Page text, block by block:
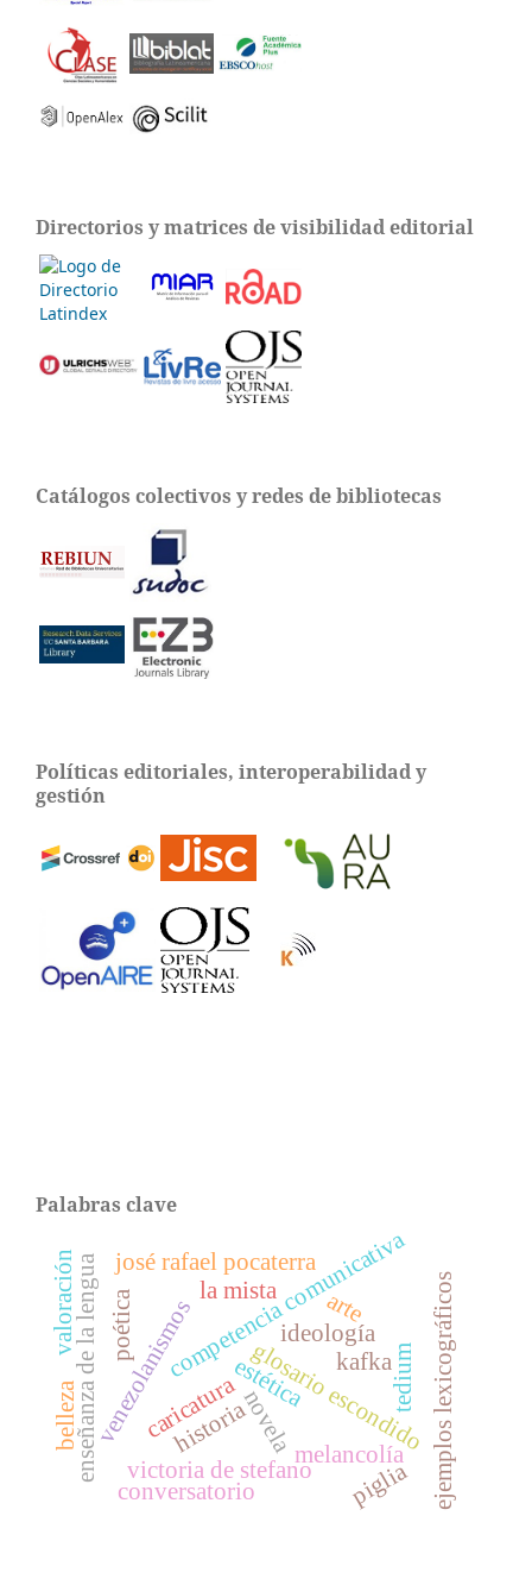
Directorios y matrices de visibilidad editorial
Catálogos colectivos y redes de bibliotecas
Políticas editoriales, interoperabilidad y
gestión
Palabras clave
glosario escondido
competencia comunicativa
ideología
venezolanismos estética
melancolía
tedium
novela
victoria de stefano
enseñanza de la lengua josé rafael pocaterra
caricatura
piglia
kafka
poética
conversatorio
belleza ejemplos lexicográficos
historia
valoración arte
la mista